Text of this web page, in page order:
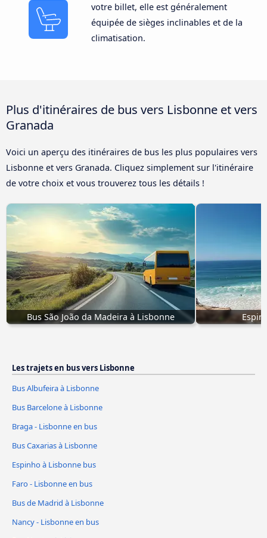
votre billet, elle est généralement
équipée de sièges inclinables et de la
climatisation.
Plus d'itinéraires de bus vers Lisbonne et vers
Granada
Voici un aperçu des itinéraires de bus les plus populaires vers
Lisbonne et vers Granada. Cliquez simplement sur l'itinéraire
de votre choix et vous trouverez tous les détails !
Bus São João da Madeira à Lisbonne
Les trajets en bus vers Lisbonne
Bus Albufeira à Lisbonne
Bus Barcelone à Lisbonne
Braga - Lisbonne en bus
Bus Caxarias à Lisbonne
Espinho à Lisbonne bus
Faro - Lisbonne en bus
Bus de Madrid à Lisbonne
Nancy - Lisbonne en bus